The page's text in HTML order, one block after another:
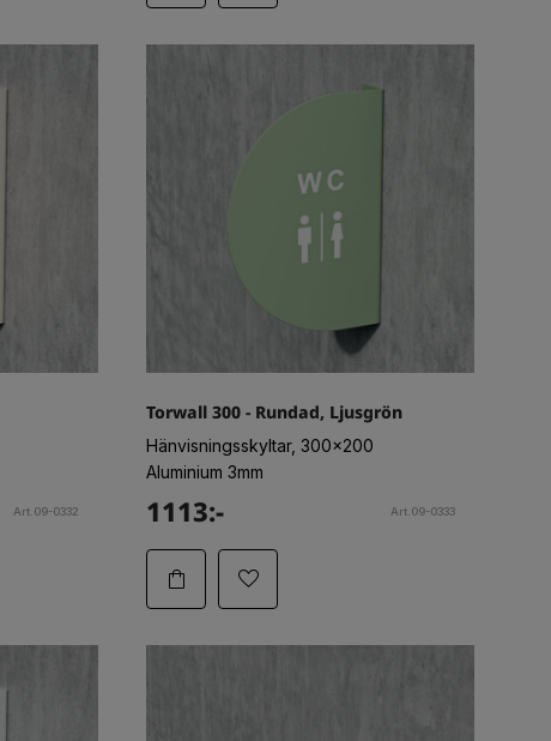
Art.09-0332
Torwall 300 - Rundad, Ljusgrön
Hänvisningsskyltar, 300x200
Aluminium 3mm
1113:- Art.09-0333